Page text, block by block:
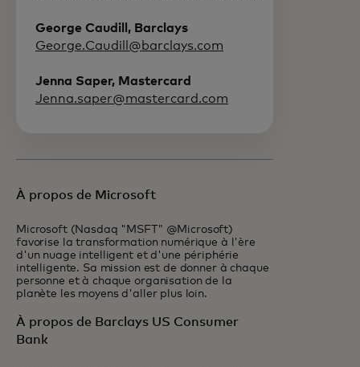
George Caudill, Barclays
George.Caudill@barclays.com
Jenna Saper, Mastercard
Jenna.saper@mastercard.com
À propos de Microsoft
Microsoft (Nasdaq "MSFT" @Microsoft)
favorise la transformation numérique à l'ère
d'un nuage intelligent et d'une périphérie
intelligente. Sa mission est de donner à chaque
personne et à chaque organisation de la
planète les moyens d'aller plus loin.
À propos de Barclays US Consumer
Bank